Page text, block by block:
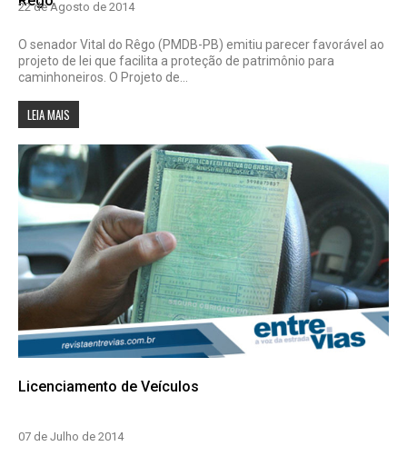
22 de Agosto de 2014
O senador Vital do Rêgo (PMDB-PB) emitiu parecer favorável ao
projeto de lei que facilita a proteção de patrimônio para
caminhoneiros. O Projeto de...
LEIA MAIS
Licenciamento de Veículos
07 de Julho de 2014